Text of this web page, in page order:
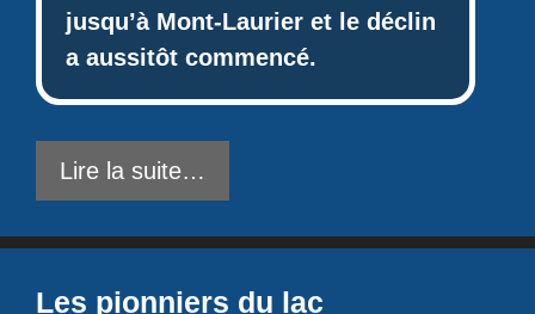
jusqu’à Mont-Laurier et le déclin
a aussitôt commencé.
Lire la suite…
Les pionniers du lac